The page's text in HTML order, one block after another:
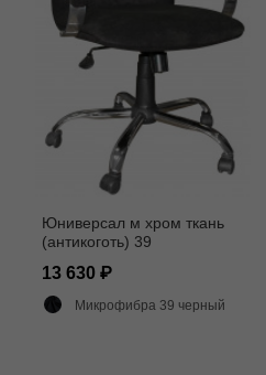
Юниверсал м хром ткань
(антикоготь) 39
13 630
Микрофибра 39 черный